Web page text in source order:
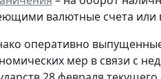
валютные счета или
оперативно
мер в связи с